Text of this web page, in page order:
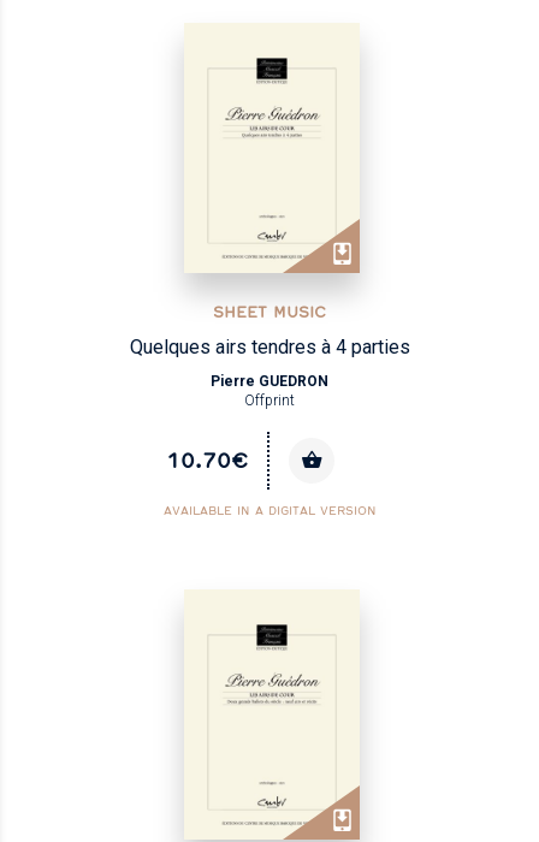
SHEET MUSIC
Quelques airs tendres à 4 parties
Pierre GUEDRON
Offprint
10.70€
AVAILABLE IN A DIGITAL VERSION